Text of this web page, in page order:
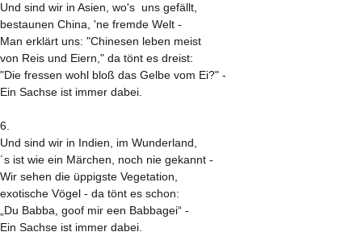
Und sind wir in Asien, wo's uns gefällt,
bestaunen China, 'ne fremde Welt -
Man erklärt uns: "Chinesen leben meist
von Reis und Eiern," da tönt es dreist:
"Die fressen wohl bloß das Gelbe vom Ei?" -
Ein Sachse ist immer dabei.
6.
Und sind wir in Indien, im Wunderland,
´s ist wie ein Märchen, noch nie gekannt -
Wir sehen die üppigste Vegetation,
exotische Vögel - da tönt es schon:
„Du Babba, goof mir een Babbagei“ -
Ein Sachse ist immer dabei.